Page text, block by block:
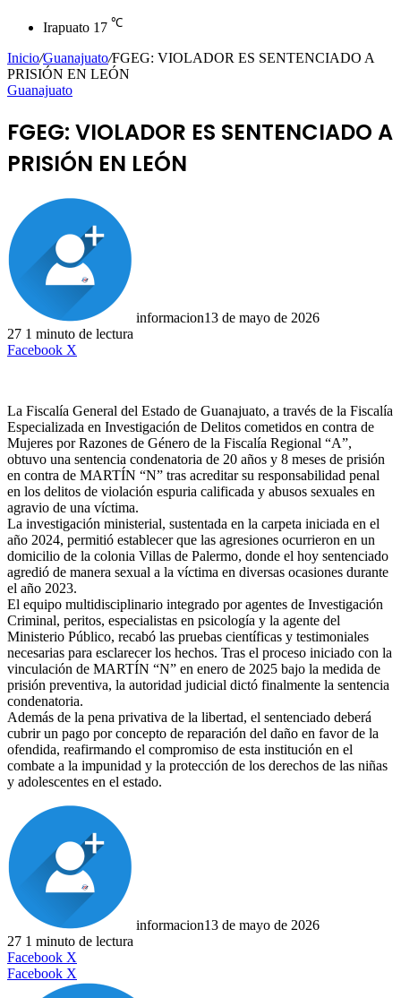
Irapuato 17 ℃
Inicio/Guanajuato/FGEG: VIOLADOR ES SENTENCIADO A
PRISIÓN EN LEÓN
Guanajuato
FGEG: VIOLADOR ES SENTENCIADO A
PRISIÓN EN LEÓN
informacion13 de mayo de 2026
27 1 minuto de lectura
Facebook X
La Fiscalía General del Estado de Guanajuato, a través de la Fiscalía
Especializada en Investigación de Delitos cometidos en contra de
Mujeres por Razones de Género de la Fiscalía Regional “A”,
obtuvo una sentencia condenatoria de 20 años y 8 meses de prisión
en contra de MARTÍN “N” tras acreditar su responsabilidad penal
en los delitos de violación espuria calificada y abusos sexuales en
agravio de una víctima.
La investigación ministerial, sustentada en la carpeta iniciada en el
año 2024, permitió establecer que las agresiones ocurrieron en un
domicilio de la colonia Villas de Palermo, donde el hoy sentenciado
agredió de manera sexual a la víctima en diversas ocasiones durante
el año 2023.
El equipo multidisciplinario integrado por agentes de Investigación
Criminal, peritos, especialistas en psicología y la agente del
Ministerio Público, recabó las pruebas científicas y testimoniales
necesarias para esclarecer los hechos. Tras el proceso iniciado con la
vinculación de MARTÍN “N” en enero de 2025 bajo la medida de
prisión preventiva, la autoridad judicial dictó finalmente la sentencia
condenatoria.
Además de la pena privativa de la libertad, el sentenciado deberá
cubrir un pago por concepto de reparación del daño en favor de la
ofendida, reafirmando el compromiso de esta institución en el
combate a la impunidad y la protección de los derechos de las niñas
y adolescentes en el estado.
informacion13 de mayo de 2026
27 1 minuto de lectura
Facebook X
Facebook X
por